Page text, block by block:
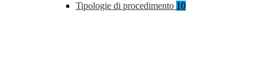
Tipologie di procedimento 10